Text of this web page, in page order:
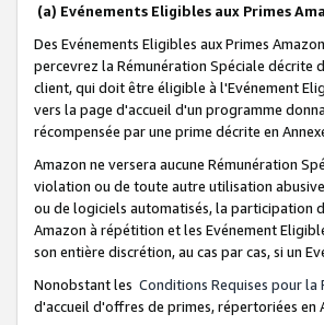
(a) Evénements Eligibles aux Primes
Des Evénements Eligibles aux Primes
percevrez la Rémunération Spéciale décrite
client, qui doit être éligible à l'Evénement
vers la page d'accueil d'un programme
récompensée par une prime décrite en
Amazon ne versera aucune Rémunération
violation ou de toute autre utilisation
ou de logiciels automatisés, la participation
Amazon à répétition et les Evénement
son entière discrétion, au cas par cas, si un
Nonobstant les Conditions Requises pour
d'accueil d'offres de primes, répertoriées en